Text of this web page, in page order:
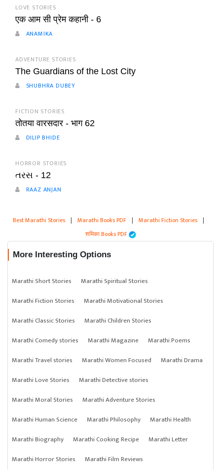
LOVE STORIES
एक आम सी प्रेम कहानी - 6
ANAMIKA
ADVENTURE STORIES
The Guardians of the Lost City
SHUBHRA DUBEY
FICTION STORIES
तोतया वारसदार - भाग 62
DILIP BHIDE
HORROR STORIES
તરસ - 12
RAAZ ANJAN
Best Marathi Stories | Marathi Books PDF | Marathi Fiction Stories |
शमिका Books PDF
More Interesting Options
Marathi Short Stories
Marathi Spiritual Stories
Marathi Fiction Stories
Marathi Motivational Stories
Marathi Classic Stories
Marathi Children Stories
Marathi Comedy stories
Marathi Magazine
Marathi Poems
Marathi Travel stories
Marathi Women Focused
Marathi Drama
Marathi Love Stories
Marathi Detective stories
Marathi Moral Stories
Marathi Adventure Stories
Marathi Human Science
Marathi Philosophy
Marathi Health
Marathi Biography
Marathi Cooking Recipe
Marathi Letter
Marathi Horror Stories
Marathi Film Reviews